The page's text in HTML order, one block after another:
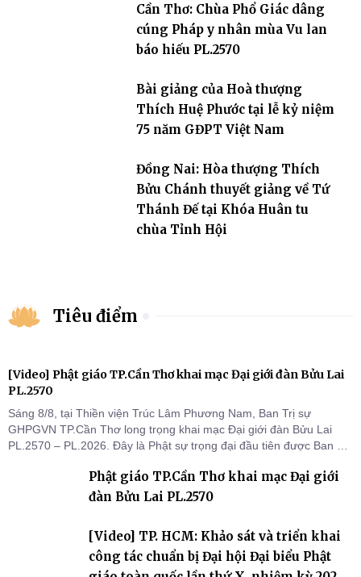
Cần Thơ: Chùa Phổ Giác dâng
cúng Pháp y nhân mùa Vu lan
báo hiếu PL.2570
Bài giảng của Hoà thượng
Thích Huệ Phước tại lễ kỷ niệm
75 năm GĐPT Việt Nam
Đồng Nai: Hòa thượng Thích
Bửu Chánh thuyết giảng về Tứ
Thánh Đế tại Khóa Huân tu
chùa Tỉnh Hội
Tiêu điểm
[Video] Phật giáo TP.Cần Thơ khai mạc Đại giới đàn Bửu Lai
PL.2570
Sáng 8/8, tại Thiền viện Trúc Lâm Phương Nam, Ban Trị sự
GHPGVN TP.Cần Thơ long trọng khai mạc Đại giới đàn Bửu Lai
PL.2570 – PL.2026. Đây là Phật sự trọng đại đầu tiên được Ban Trị
thứ I, thể hiện sự quan tâm đối với công tác truyền giới, đào tạo
Tăng tài và tiếp nối mạng mạch Tăng-g
Phật giáo TP.Cần Thơ khai mạc Đại giới
đàn Bửu Lai PL.2570
[Video] TP. HCM: Khảo sát và triển khai
công tác chuẩn bị Đại hội Đại biểu Phật